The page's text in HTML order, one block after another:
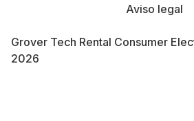
Grover Tech Rental Consumer
2026
Aviso legal